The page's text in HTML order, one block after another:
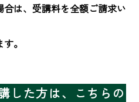
は、受講料を全額ご請求い
。
した方は、こちらの